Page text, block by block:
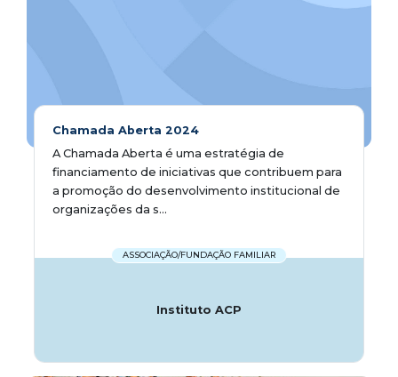
Chamada Aberta 2024
A Chamada Aberta é uma estratégia de
financiamento de iniciativas que contribuem para
a promoção do desenvolvimento institucional de
organizações da s...
ASSOCIAÇÃO/FUNDAÇÃO FAMILIAR
Instituto ACP